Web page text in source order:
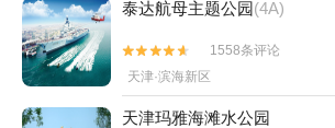
泰达航母主题公园(4A)


1558条评论
天津·滨海新区
天津玛雅海滩水公园